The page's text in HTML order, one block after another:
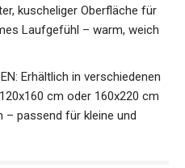
kuscheliger Oberfläche für
Laufgefühl – warm, weich
Erhältlich in verschiedenen
cm oder 160x220 cm
– passend für kleine und